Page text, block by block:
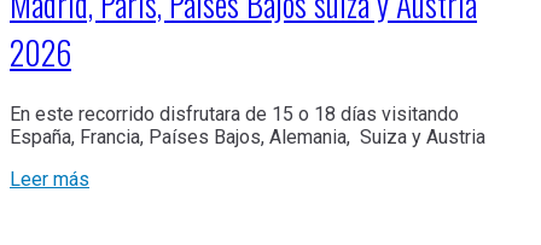
2026
En este recorrido disfrutara de 15 o 18 días visitando
España, Francia, Países Bajos, Alemania, Suiza y Austria
Leer más